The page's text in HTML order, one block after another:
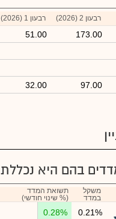
רבעון 2 (2026) רבעון 1 (2026)
173.00
51.00
97.00
32.00
בהם היא נכללת
משקל
במדד
תשואת המדד
(% שינוי חודשי)
0.21%
0.28%